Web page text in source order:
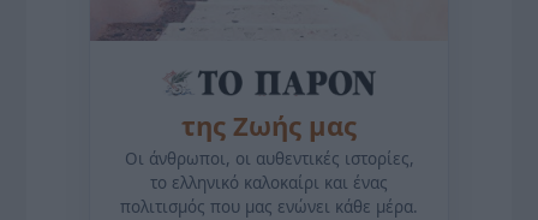
της Ζωής μας
Οι άνθρωποι, οι αυθεντικές ιστορίες,
το ελληνικό καλοκαίρι και ένας
πολιτισμός που μας ενώνει κάθε μέρα.